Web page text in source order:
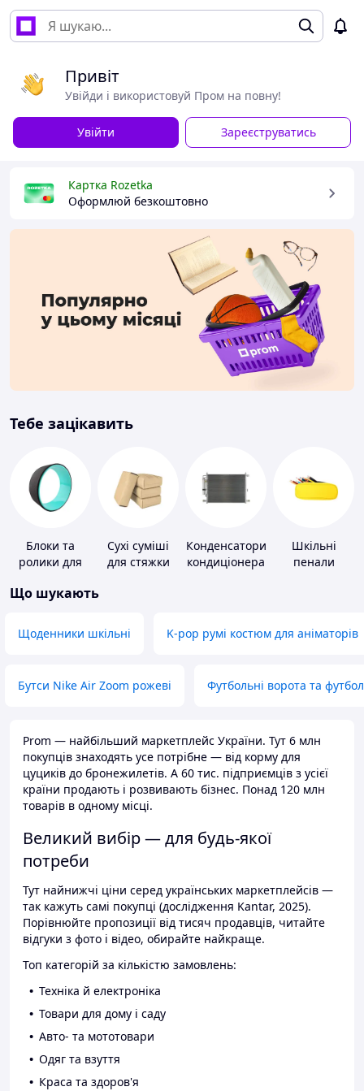
Привіт
Увійди і використовуй Пром на повну!
Увійти Зареєструватись
Картка Rozetka
Оформлюй безкоштовно
Тебе зацікавить
Блоки та
ролики для
Сухі суміші
для стяжки
Конденсатори
кондиціонера
Шкільні
пенали
Що шукають
Щоденники шкільні K-pop румі костюм для аніматорів
Бутси Nike Air Zoom рожеві Футбольні ворота та
Prom — найбільший маркетплейс України. Тут 6 млн
покупців знаходять усе потрібне — від корму для
цуциків до бронежилетів. А 60 тис. підприємців з усієї
країни продають і розвивають бізнес. Понад 120 млн
товарів в одному місці.
Великий вибір — для будь-якої
потреби
Тут найнижчі ціни серед українських маркетплейсів —
так кажуть самі покупці (дослідження Kantar, 2025).
Порівнюйте пропозиції від тисяч продавців, читайте
відгуки з фото і відео, обирайте найкраще.
Топ категорій за кількістю замовлень:
Техніка й електроніка
Товари для дому і саду
Авто- та мототовари
Одяг та взуття
Краса та здоров'я